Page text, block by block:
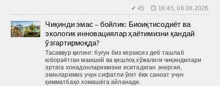
✔ 45 🕔 16:45, 06.08.2026
Чиқинди эмас – бойлик: Биоиқтисодиёт ва
экологик инновациялар ҳаётимизни қандай
ўзгартирмоқда?
Тасаввур қилинг: бугун биз кераксиз деб ташлаб
юбораётган маиший ва қиш­лоқ хўжалиги чиқиндилари
эртага хонадонларимизни иситадиган энергия,
экинларимиз учун сифатли ўғит ёки саноат учун
қимматбаҳо хомашёга айланади.